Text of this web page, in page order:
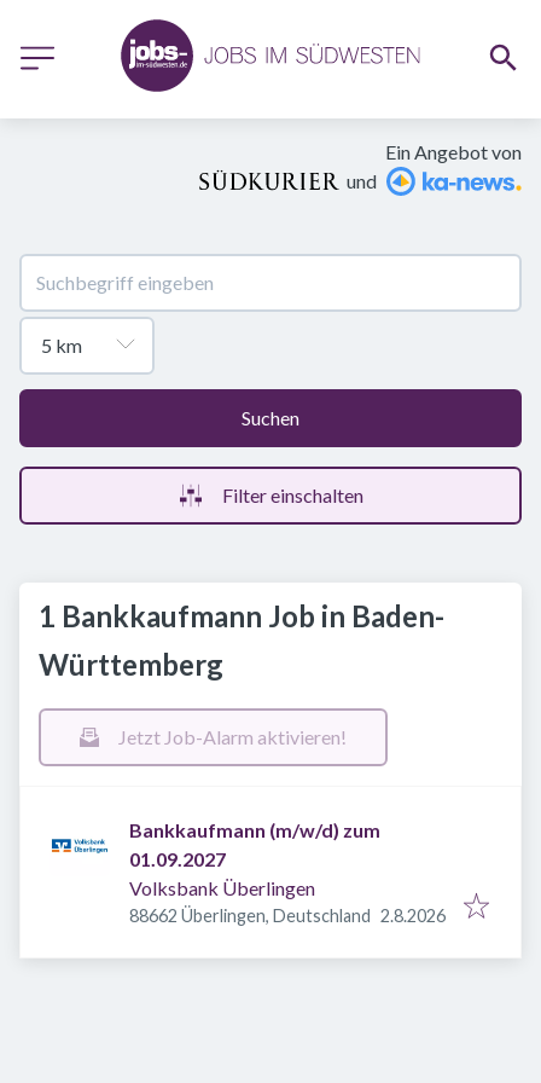
Ein Angebot von
und
Suchen
Filter einschalten
1 Bankkaufmann Job in Baden-
Württemberg
Jetzt Job-Alarm aktivieren!
Bankkaufmann (m/w/d) zum
01.09.2027
Volksbank Überlingen
88662 Überlingen, Deutschland Veröffentlicht
2.8.2026